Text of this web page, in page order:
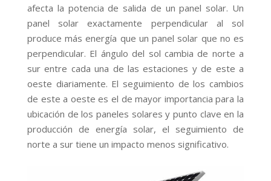
afecta la potencia de salida de un panel solar. Un
panel solar exactamente perpendicular al sol
produce más energía que un panel solar que no es
perpendicular. El ángulo del sol cambia de norte a
sur entre cada una de las estaciones y de este a
oeste diariamente. El seguimiento de los cambios
de este a oeste es el de mayor importancia para la
ubicación de los paneles solares y punto clave en la
producción de energía solar, el seguimiento de
norte a sur tiene un impacto menos significativo.